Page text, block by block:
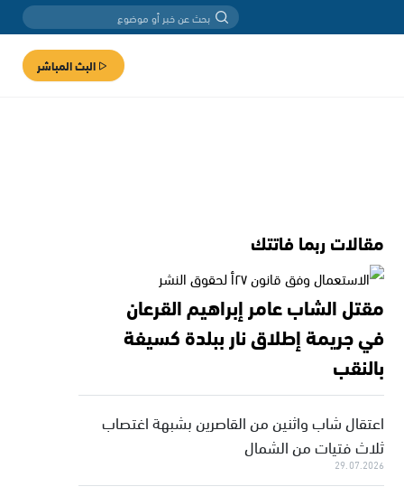
البث المباشر
مقالات ربما فاتتك
مقتل الشاب عامر إبراهيم القرعان
في جريمة إطلاق نار ببلدة كسيفة
بالنقب
اعتقال شاب واثنين من القاصرين بشبهة اغتصاب
ثلاث فتيات من الشمال
29.07.2026